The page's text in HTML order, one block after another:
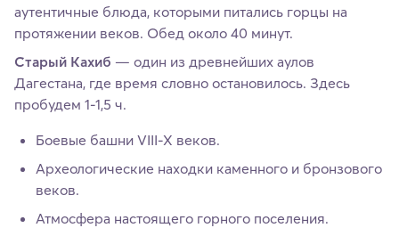
аутентичные блюда, которыми питались горцы на
протяжении веков. Обед около 40 минут.
Старый Кахиб — один из древнейших аулов
Дагестана, где время словно остановилось. Здесь
пробудем 1-1,5 ч.
Боевые башни VIII-X веков.
Археологические находки каменного и бронзового
веков.
Атмосфера настоящего горного поселения.